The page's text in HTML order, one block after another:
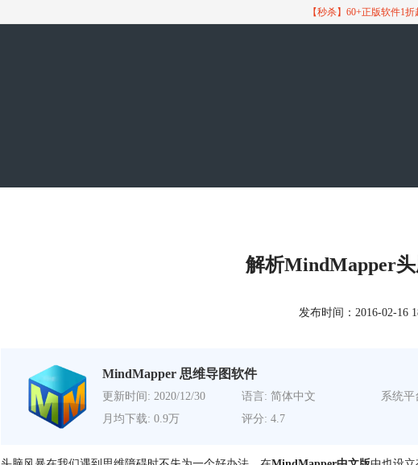
【秒杀】60+正版软件1
解析MindMapper头
发布时间：2016-02-16
MindMapper 思维导图软件
更新时间: 2020/12/30 语言: 简体中文
系统平
月均下载: 0.9万
评分: 4.7